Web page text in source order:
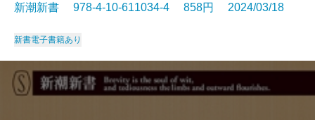
新潮新書 978-4-10-611034-4 858円 2024/03/18
新書電子書籍あり